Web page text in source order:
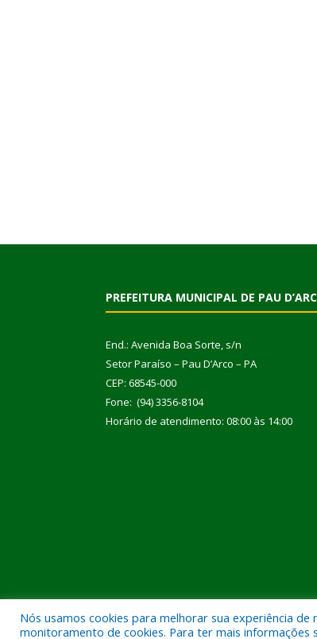
PREFEITURA MUNICIPAL DE PAU
End.: Avenida Boa Sorte, s/n
Setor Paraíso – Pau D’Arco – PA
CEP: 68545-000
Fone: (94) 3356-8104
Horário de atendimento: 08:00 às 14:00
Todos os direitos reservados a Prefeitura
Nós usamos cookies para melhorar sua experiência
monitoramento de cookies. Para ter mais informações